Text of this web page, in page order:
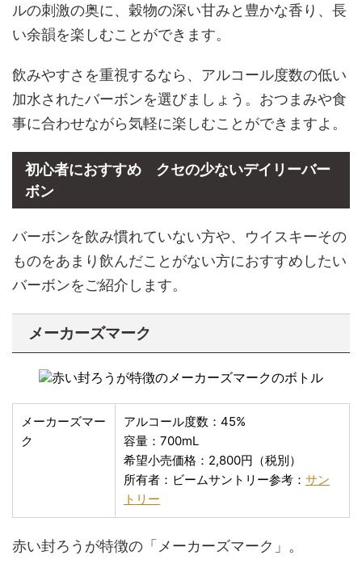
ルの刺激の奥に、穀物の深い甘みと豊かな香り、長
い余韻を楽しむことができます。
飲みやすさを重視するなら、アルコール度数の低い
加水されたバーボンを選びましょう。おつまみや食
事に合わせながら気軽に楽しむことができますよ。
初心者におすすめ クセの少ないデイリーバー
ボン
バーボンを飲み慣れていない方や、ウイスキーその
ものをあまり飲んだことがない方におすすめしたい
バーボンをご紹介します。
メーカーズマーク
メーカーズマー
ク
アルコール度数：45%
容量：700mL
希望小売価格：2,800円（税別）
所有者：ビームサントリー参考： サン
トリー
赤い封ろうが特徴の「メーカーズマーク」。